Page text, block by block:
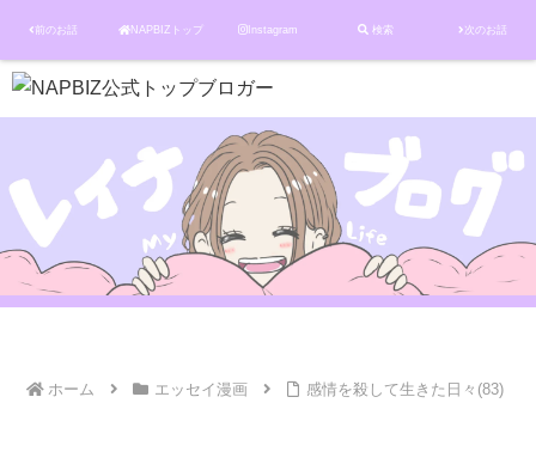
前のお話 NAPBIZトップ Instagram 検索 次のお話
ホーム エッセイ漫画 感情を殺して生きた日々(83)